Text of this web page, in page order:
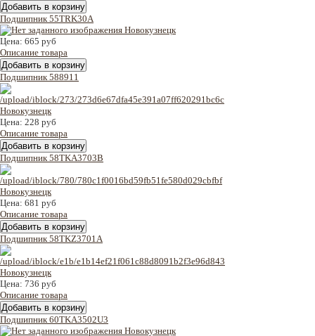
Подшипник 55TRK30A
Цена: 665 руб
Описание товара
Подшипник 588911
Цена: 228 руб
Описание товара
Подшипник 58TKA3703B
Цена: 681 руб
Описание товара
Подшипник 58TKZ3701A
Цена: 736 руб
Описание товара
Подшипник 60TKA3502U3